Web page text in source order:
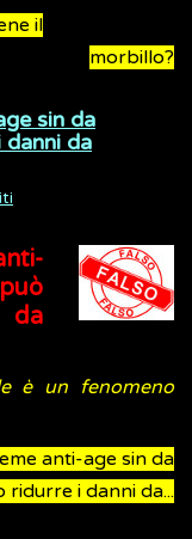
il
morbillo?
sin da
danni da
da
è un fenomeno
anti-age sin da
i danni da...